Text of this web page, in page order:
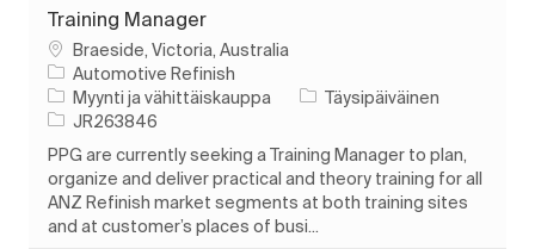
Training Manager
PaikkaBraeside, Victoria, Australia
Automotive Refinish
Luokka
Myynti ja vähittäiskauppa Työn tyyppi
Täysipäiväinen
Työn tunnus
JR263846
PPG are currently seeking a Training Manager to plan,
organize and deliver practical and theory training for all
ANZ Refinish market segments at both training sites
and at customer’s places of busi...